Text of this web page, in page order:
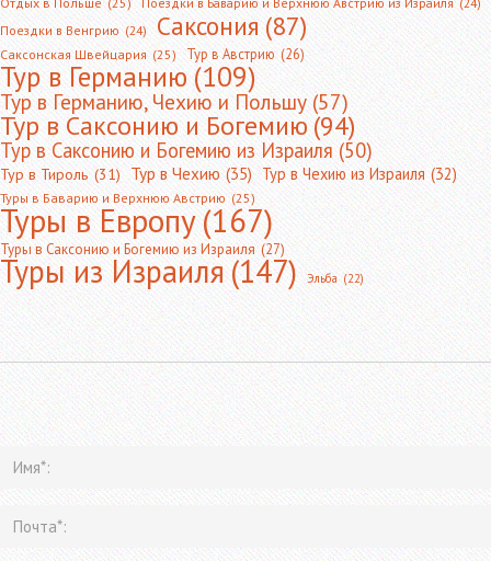
Поездки в Венгрию (24) Саксония(87)
Саксонская Швейцария (25) Тур в Австрию (26)
Тур в Германию(109)
Тур в Германию, Чехию и Польшу (57)
Тур в Саксонию и Богемию(94)
Тур в Саксонию и Богемию из Израиля (50)
Тур в Тироль (31) Тур в Чехию (35) Тур в Чехию из Израиля (32)
Туры в Баварию и Верхнюю Австрию (25)
Туры в Европу(167)
Туры в Саксонию и Богемию из Израиля (27)
Туры из Израиля(147) Эльба (22)